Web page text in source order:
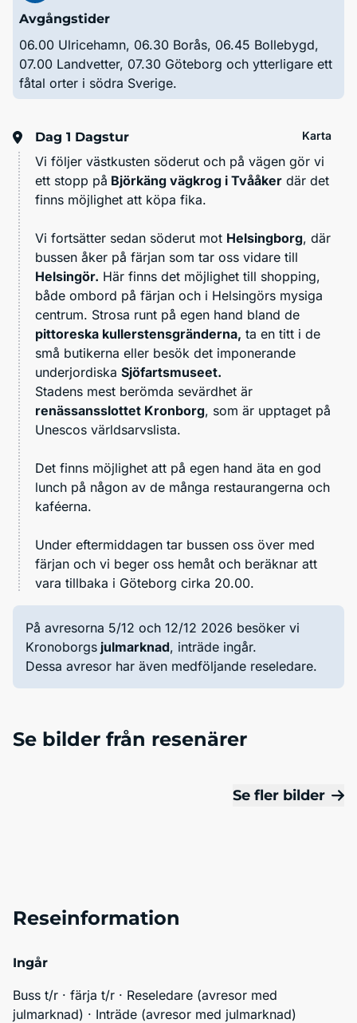
Avgångstider
06.00 Ulricehamn, 06.30 Borås, 06.45 Bollebygd,
07.00 Landvetter, 07.30 Göteborg och ytterligare ett
fåtal orter i södra Sverige.
Dag 1 Dagstur Karta
Vi följer västkusten söderut och på vägen gör vi
ett stopp på Björkäng vägkrog i Tvååker där det
finns möjlighet att köpa fika.
Vi fortsätter sedan söderut mot Helsingborg, där
bussen åker på färjan som tar oss vidare till
Helsingör. Här finns det möjlighet till shopping,
både ombord på färjan och i Helsingörs mysiga
centrum. Strosa runt på egen hand bland de
pittoreska kullerstensgränderna, ta en titt i de
små butikerna eller besök det imponerande
underjordiska Sjöfartsmuseet.
Stadens mest berömda sevärdhet är
renässansslottet Kronborg, som är upptaget på
Unescos världsarvslista.
Det finns möjlighet att på egen hand äta en god
lunch på någon av de många restaurangerna och
kaféerna.
Under eftermiddagen tar bussen oss över med
färjan och vi beger oss hemåt och beräknar att
vara tillbaka i Göteborg cirka 20.00.
På avresorna 5/12 och 12/12 2026 besöker vi
Kronoborgs julmarknad, inträde ingår.
Dessa avresor har även medföljande reseledare.
Se bilder från resenärer
Se fler bilder
Reseinformation
Ingår
Buss t/r · färja t/r · Reseledare (avresor med
julmarknad) · Inträde (avresor med julmarknad)